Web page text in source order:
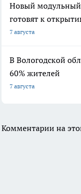
Новый модульный
готовят к
7 августа
В Вологодской
60% жителей
7 августа
Комментарии на